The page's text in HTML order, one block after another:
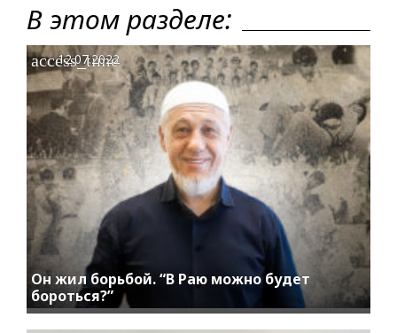
В этом разделе:
Он жил борьбой. “В Раю можно будет
бороться?”
access_time
12.07.2022